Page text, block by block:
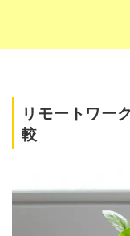
リモートワー
較